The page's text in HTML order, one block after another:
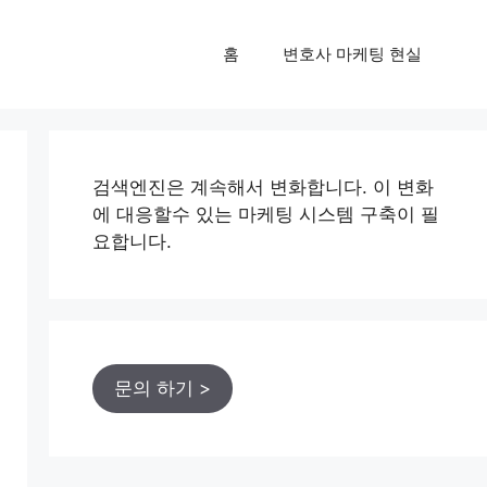
홈 변호사 마케팅 현실
검색엔진은 계속해서 변화합니다. 이 변화
에 대응할수 있는 마케팅 시스템 구축이 필
요합니다.
문의 하기 >